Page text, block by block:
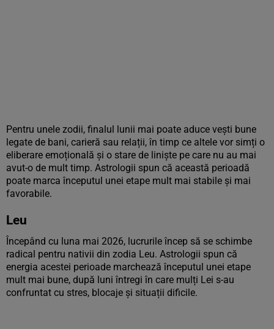
Pentru unele zodii, finalul lunii mai poate aduce vești bune
legate de bani, carieră sau relații, în timp ce altele vor simți o
eliberare emoțională și o stare de liniște pe care nu au mai
avut-o de mult timp. Astrologii spun că această perioadă
poate marca începutul unei etape mult mai stabile și mai
favorabile.
Leu
Începând cu luna mai 2026, lucrurile încep să se schimbe
radical pentru nativii din zodia Leu. Astrologii spun că
energia acestei perioade marchează începutul unei etape
mult mai bune, după luni întregi în care mulți Lei s-au
confruntat cu stres, blocaje și situații dificile.